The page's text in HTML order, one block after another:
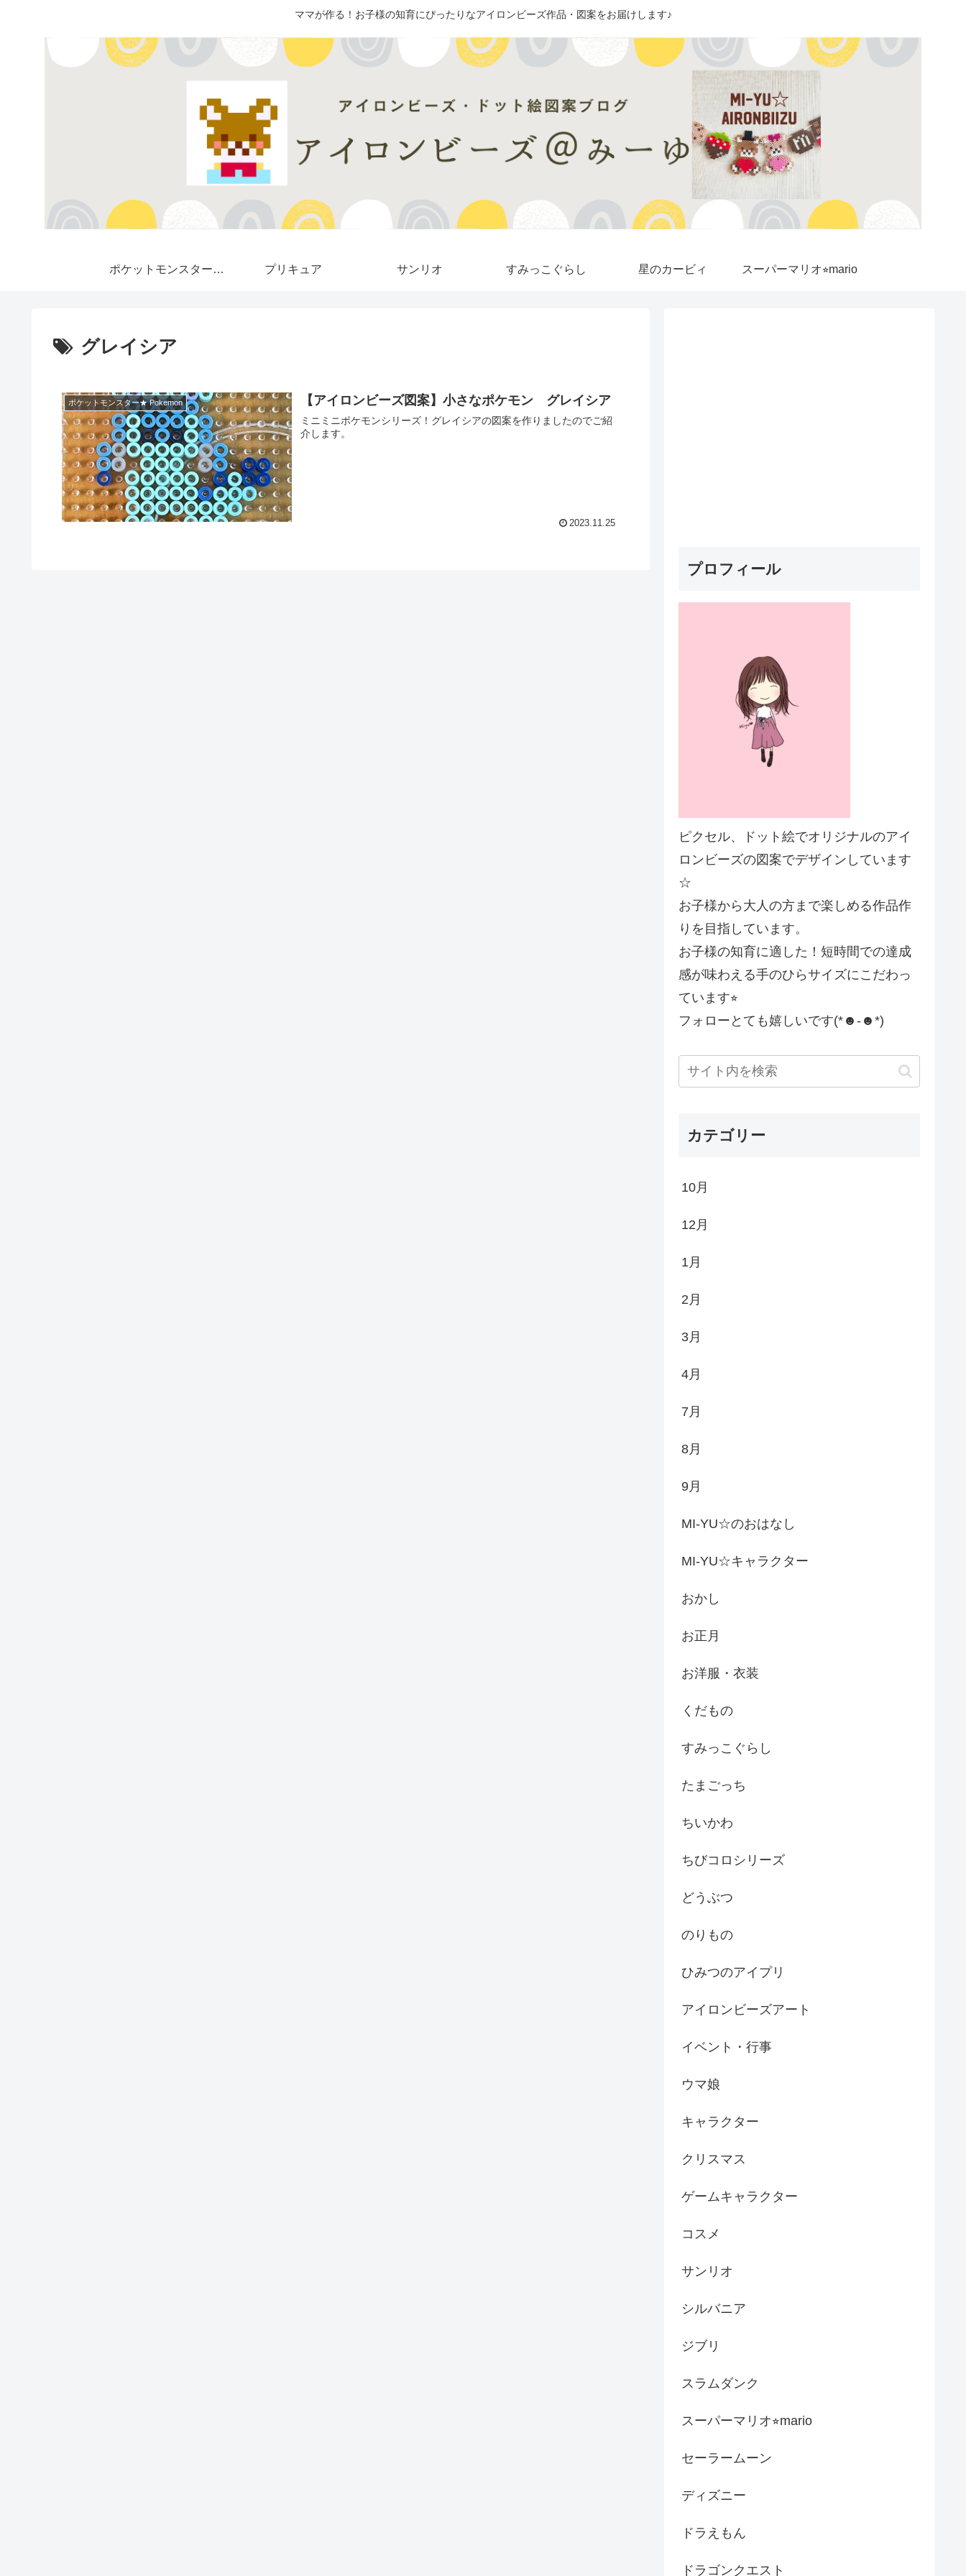
ママが作る！お子様の知育にぴったりなアイロンビーズ作品・図案をお届けします♪
ポケットモンスター★ プリキュア サンリオ すみっこぐらし 星のカービィ スーパーマリオ⭐︎mario
グレイシア
ポケットモンスター★ Pokemon 【アイロンビーズ図案】小さなポケモン グレイシア
ミニミニポケモンシリーズ！グレイシアの図案を作りましたのでご紹
介します。
2023.11.25
プロフィール
ピクセル、ドット絵でオリジナルのアイ
ロンビーズの図案でデザインしています
☆
お子様から大人の方まで楽しめる作品作
りを目指しています。
お子様の知育に適した！短時間での達成
感が味わえる手のひらサイズにこだわっ
ています⭐︎
フォローとても嬉しいです(*☻-☻*)
カテゴリー
10月
12月
1月
2月
3月
4月
7月
8月
9月
MI-YU☆のおはなし
MI-YU☆キャラクター
おかし
お正月
お洋服・衣装
くだもの
すみっこぐらし
たまごっち
ちいかわ
ちびコロシリーズ
どうぶつ
のりもの
ひみつのアイプリ
アイロンビーズアート
イベント・行事
ウマ娘
キャラクター
クリスマス
ゲームキャラクター
コスメ
サンリオ
シルバニア
ジブリ
スラムダンク
スーパーマリオ⭐︎mario
セーラームーン
ディズニー
ドラえもん
ドラゴンクエスト